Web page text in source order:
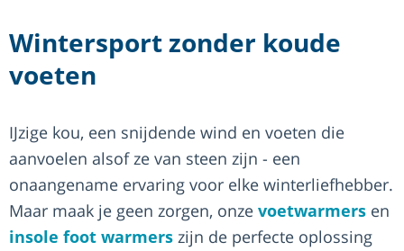
Wintersport zonder koude
voeten
IJzige kou, een snijdende wind en voeten die
aanvoelen alsof ze van steen zijn - een
onaangename ervaring voor elke winterliefhebber.
Maar maak je geen zorgen, onze voetwarmers en
insole foot warmers zijn de perfecte oplossing